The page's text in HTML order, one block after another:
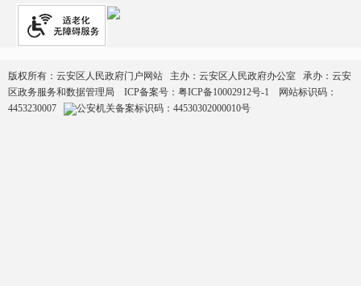
版权所有：云安区人民政府门户网站 主办：云安区人民政府办公室 承办：云安
区政务服务和数据管理局 ICP备案号： 粤ICP备10002912号-1
网站标识码：
4453230007
公安机关备案标识码：44530302000010号